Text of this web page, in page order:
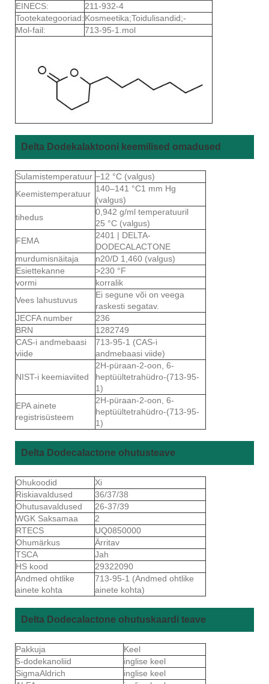
EINECS:
211-932-4
Tootekategooriad:Kosmeetika;Toidulisandid;-
Mol-fail:
713-95-1.mol
Delta Dodekalaktooni keemilised omadused
Sulamistemperatuur −12 °C (valgus)
Keemistemperatuur
140–141 °C1 mm Hg
(valgus)
tihedus
0,942 g/ml temperatuuril
25 °C (valgus)
FEMA
2401 | DELTA-
DODECALACTONE
murdumisnäitaja
n20/D 1,460 (valgus)
Esiettekanne
>230 °F
vormi
korralik
Vees lahustuvus
Ei segune või on veega
raskesti segatav.
JECFA number
236
BRN
1282749
CAS-i andmebaasi
viide
713-95-1 (CAS-i
andmebaasi viide)
NIST-i keemiaviited
2H-püraan-2-oon, 6-
heptüültetrahüdro-(713-95-
1)
EPA ainete
registrisüsteem
2H-püraan-2-oon, 6-
heptüültetrahüdro-(713-95-
1)
Delta Dodecalactone ohutusteave
Ohukoodid
Xi
Riskiavaldused
36/37/38
Ohutusavaldused
26-37/39
WGK Saksamaa
2
RTECS
UQ0850000
Ohumärkus
Ärritav
TSCA
Jah
HS kood
29322090
Andmed ohtlike
ainete kohta
713-95-1 (Andmed ohtlike
ainete kohta)
Delta Dodecalactone ohutuskaardi teave
Pakkuja
Keel
5-dodekanoliid
inglise keel
SigmaAldrich
inglise keel